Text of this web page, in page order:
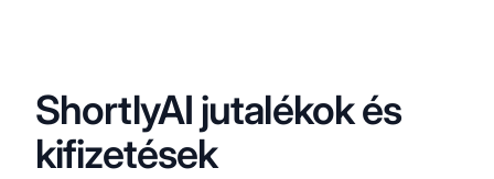
ShortlyAI jutalékok és
kifizetések